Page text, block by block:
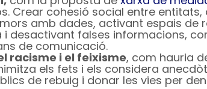
Crear cohesió social entre entitats,
amb dades, activant espais de
desactivant falses informacions,
de comunicació.
racisme i el feixisme, com hauria
els fets i els considera
de rebuig i donar les vies per